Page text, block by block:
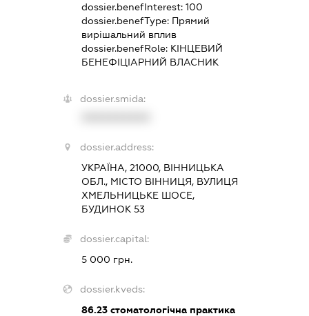
dossier.benefInterest:100
dossier.benefType: Прямий
вирішальний вплив
dossier.benefRole: КІНЦЕВИЙ
БЕНЕФІЦІАРНИЙ ВЛАСНИК
dossier.smida:
dossier.address:
УКРАЇНА, 21000, ВІННИЦЬКА
ОБЛ., МІСТО ВІННИЦЯ, ВУЛИЦЯ
ХМЕЛЬНИЦЬКЕ ШОСЕ,
БУДИНОК 53
dossier.capital:
5 000 грн.
dossier.kveds:
86.23 стоматологічна практика